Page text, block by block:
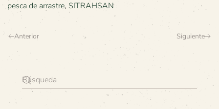
pesca de arrastre, SITRAHSAN
Anterior Siguiente